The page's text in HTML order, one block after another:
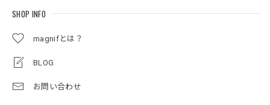
SHOP INFO
magnifとは？
BLOG
お問い合わせ